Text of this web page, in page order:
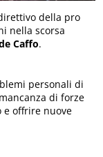
della pro
nella scorsa
Caffo.
personali di
di forze
e offrire nuove